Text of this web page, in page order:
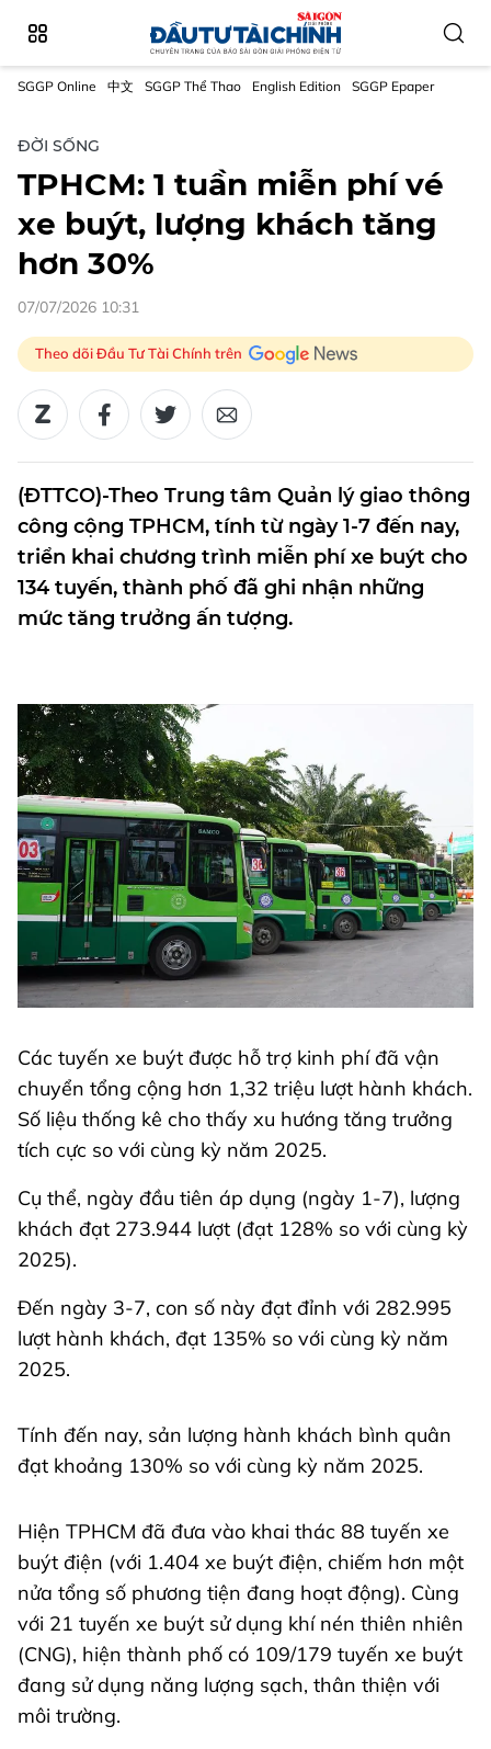
SGGP Online 中文 SGGP Thể Thao English Edition SGGP Epaper
ĐỜI SỐNG
TPHCM: 1 tuần miễn phí vé
xe buýt, lượng khách tăng
hơn 30%
07/07/2026 10:31
Theo dõi Đầu Tư Tài Chính trên
(ĐTTCO)-Theo Trung tâm Quản lý giao thông
công cộng TPHCM, tính từ ngày 1-7 đến nay,
triển khai chương trình miễn phí xe buýt cho
134 tuyến, thành phố đã ghi nhận những
mức tăng trưởng ấn tượng.
Các tuyến xe buýt được hỗ trợ kinh phí đã vận
chuyển tổng cộng hơn 1,32 triệu lượt hành khách.
Số liệu thống kê cho thấy xu hướng tăng trưởng
tích cực so với cùng kỳ năm 2025.
Cụ thể, ngày đầu tiên áp dụng (ngày 1-7), lượng
khách đạt 273.944 lượt (đạt 128% so với cùng kỳ
2025).
Đến ngày 3-7, con số này đạt đỉnh với 282.995
lượt hành khách, đạt 135% so với cùng kỳ năm
2025.
Tính đến nay, sản lượng hành khách bình quân
đạt khoảng 130% so với cùng kỳ năm 2025.
Hiện TPHCM đã đưa vào khai thác 88 tuyến xe
buýt điện (với 1.404 xe buýt điện, chiếm hơn một
nửa tổng số phương tiện đang hoạt động). Cùng
với 21 tuyến xe buýt sử dụng khí nén thiên nhiên
(CNG), hiện thành phố có 109/179 tuyến xe buýt
đang sử dụng năng lượng sạch, thân thiện với
môi trường.